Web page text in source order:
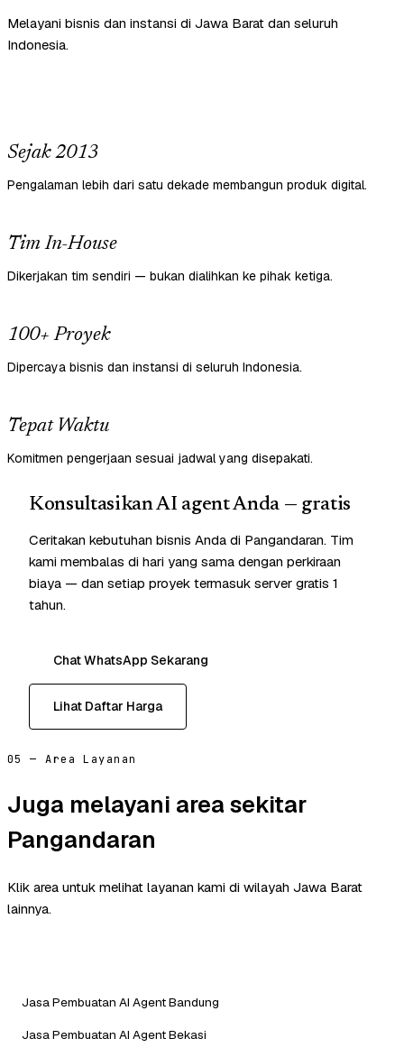
Melayani bisnis dan instansi di Jawa Barat dan seluruh
Indonesia.
Sejak 2013
Pengalaman lebih dari satu dekade membangun produk digital.
Tim In-House
Dikerjakan tim sendiri — bukan dialihkan ke pihak ketiga.
100+ Proyek
Dipercaya bisnis dan instansi di seluruh Indonesia.
Tepat Waktu
Komitmen pengerjaan sesuai jadwal yang disepakati.
Konsultasikan AI agent Anda — gratis
Ceritakan kebutuhan bisnis Anda di Pangandaran. Tim
kami membalas di hari yang sama dengan perkiraan
biaya — dan setiap proyek termasuk server gratis 1
tahun.
Chat WhatsApp Sekarang
Lihat Daftar Harga
05 — Area Layanan
Juga melayani area sekitar
Pangandaran
Klik area untuk melihat layanan kami di wilayah Jawa Barat
lainnya.
Jasa Pembuatan AI Agent Bandung
Jasa Pembuatan AI Agent Bekasi